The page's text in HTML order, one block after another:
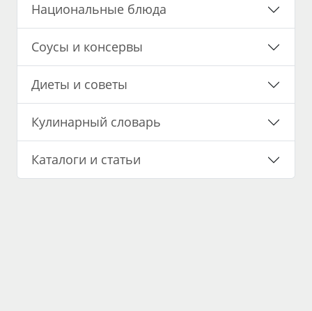
Национальные блюда
Соусы и консервы
Диеты и советы
Кулинарный словарь
Каталоги и статьи